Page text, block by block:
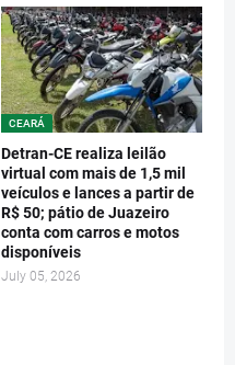
CEARÁ
Detran-CE realiza leilão
virtual com mais de 1,5 mil
veículos e lances a partir de
R$ 50; pátio de Juazeiro
conta com carros e motos
disponíveis
July 05, 2026